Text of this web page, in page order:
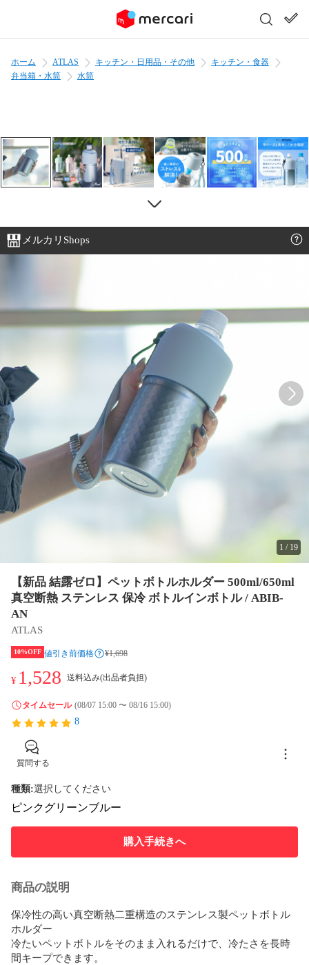
ホーム ATLAS キッチン・日用品・その他
キッチン・食器
弁当箱・水筒
水筒
メルカリShops
1 / 19
【新品 結露ゼロ】ペットボトルホルダー 500ml/650ml
真空断熱 ステンレス 保冷 ボトルインボトル / ABIB-
AN
ATLAS
10%OFF 値引き前価格 ¥1,698
¥ 1,528 送料込み(出品者負担)
タイムセール (08/07 15:00 〜 08/16 15:00)
8
質問する
種類:選択してください
ピンクグリーンブルー
購入手続きへ
商品の説明
保冷性の高い真空断熱二重構造のステンレス製ペットボトル
ホルダー
冷たいペットボトルをそのまま入れるだけで、冷たさを長時
間キープできます。